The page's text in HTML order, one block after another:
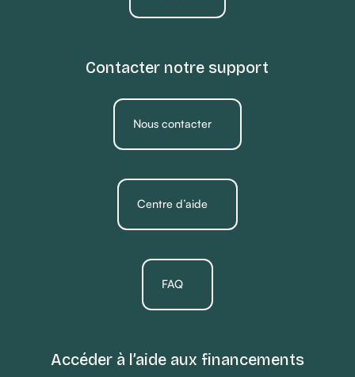
Contacter notre support
Nous contacter
Centre d’aide
FAQ
Accéder à l’aide aux financements